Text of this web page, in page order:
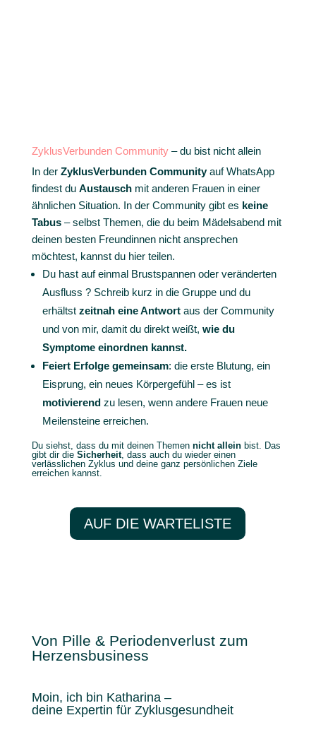
ZyklusVerbunden Community – du bist nicht allein
In der ZyklusVerbunden Communityauf WhatsApp
findest du Austauschmit anderen Frauen in einer
ähnlichen Situation. In der Community gibt es keine
Tabus– selbst Themen, die du beim Mädelsabend mit
deinen besten Freundinnen nicht ansprechen
möchtest, kannst du hier teilen.
Du hast auf einmal Brustspannen oder veränderten
Ausfluss ? Schreib kurz in die Gruppe und du
erhältst zeitnah eine Antwortaus der Community
und von mir, damit du direkt weißt, wie du
Symptome einordnen kannst.
Feiert Erfolge gemeinsam: die erste Blutung, ein
Eisprung, ein neues Körpergefühl – es ist
motivierendzu lesen, wenn andere Frauen neue
Meilensteine erreichen.
Du siehst, dass du mit deinen Themen nicht alleinbist. Das
gibt dir die Sicherheit, dass auch du wieder einen
verlässlichen Zyklus und deine ganz persönlichen Ziele
erreichen kannst.
AUF DIE WARTELISTE
Von Pille & Periodenverlust zum
Herzensbusiness
Moin, ich bin Katharina –
deine Expertin für Zyklusgesundheit